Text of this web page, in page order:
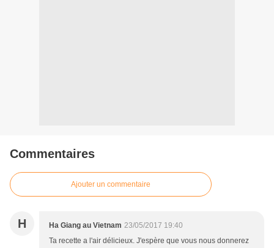
Commentaires
Ajouter un commentaire
H Ha Giang au Vietnam 23/05/2017 19:40
Ta recette a l'air délicieux. J'espère que vous nous donnerez